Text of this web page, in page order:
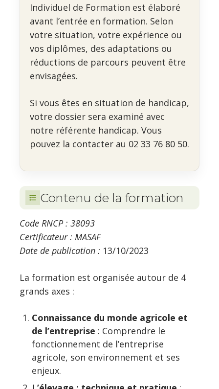
Individuel de Formation est élaboré
avant l’entrée en formation. Selon
votre situation, votre expérience ou
vos diplômes, des adaptations ou
réductions de parcours peuvent être
envisagées.
Si vous êtes en situation de handicap,
votre dossier sera examiné avec
notre référente handicap. Vous
pouvez la contacter au 02 33 76 80 50.
Contenu de la formation
Code RNCP : 38093
Certificateur : MASAF
Date de publication : 13/10/2023
La formation est organisée autour de 4
grands axes :
Connaissance du monde agricole et
de l’entreprise : Comprendre le
fonctionnement de l’entreprise
agricole, son environnement et ses
enjeux.